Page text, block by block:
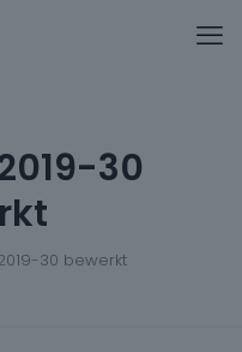
30
30 bewerkt